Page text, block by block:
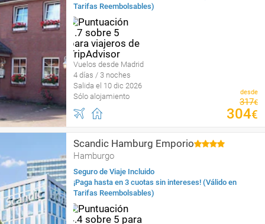
Tarifas Reembolsables)
Vuelos desde Madrid
4 días / 3 noches
Salida el 10 dic 2026
Sólo alojamiento
desde
317€
304€
Scandic Hamburg Emporio
Hamburgo
Seguro de Viaje Incluido
¡Paga hasta en 3 cuotas sin intereses! (Válido en
Tarifas Reembolsables)